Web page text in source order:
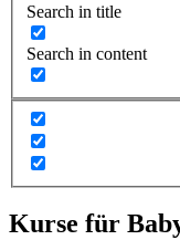
Search in title
Search in content
Kurse für